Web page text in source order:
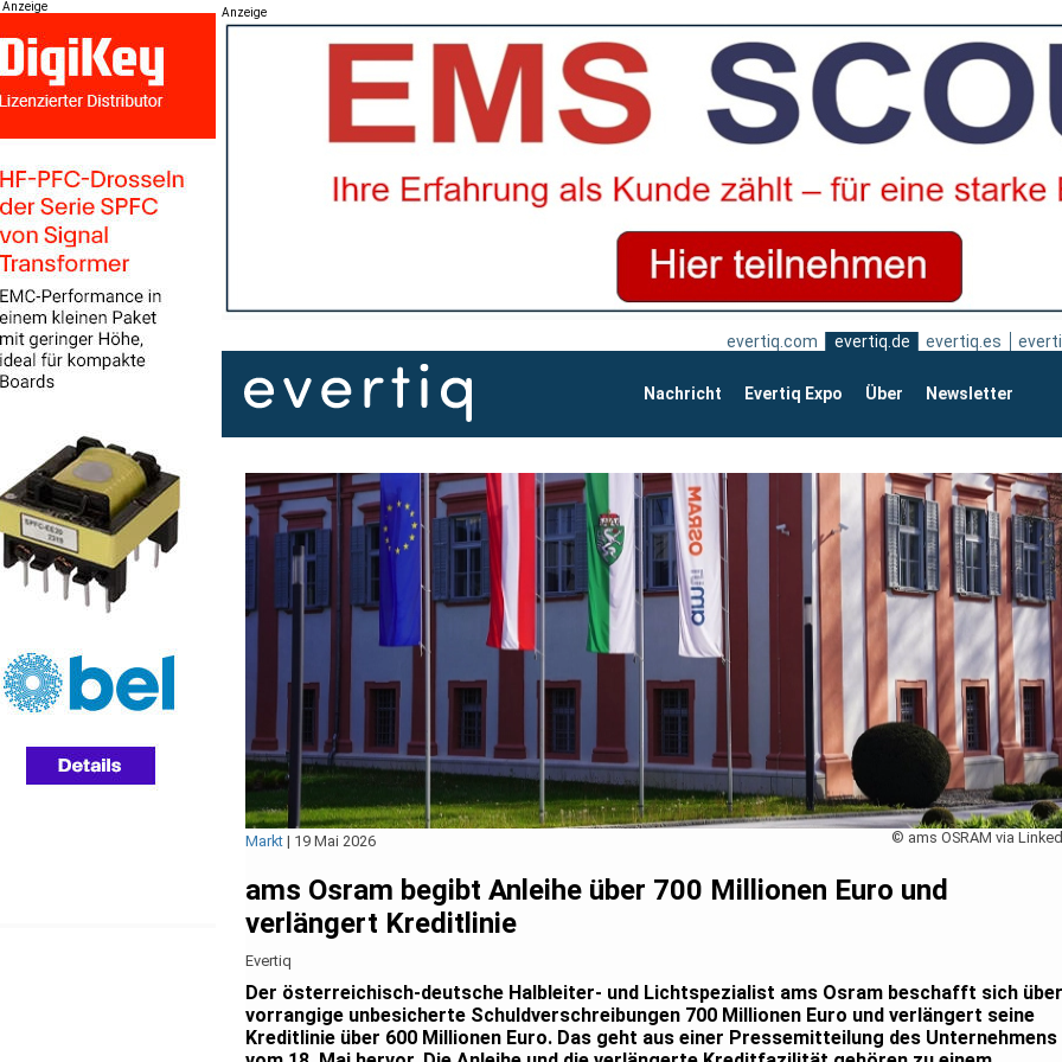
Anzeige Anzeige
evertiq.com evertiq.de evertiq.es
Nachricht Evertiq Expo Über Newsletter
© ams OSRAM via
Markt | 19 Mai 2026
ams Osram begibt Anleihe über 700 Millionen Euro und
verlängert Kreditlinie
Evertiq
Der österreichisch-deutsche Halbleiter- und Lichtspezialist ams Osram beschafft sich über
vorrangige unbesicherte Schuldverschreibungen 700 Millionen Euro und verlängert seine
Kreditlinie über 600 Millionen Euro. Das geht aus einer Pressemitteilung des Unternehmens